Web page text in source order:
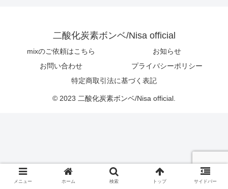
二酸化炭素ボンベ/Nisa official
mixのご依頼はこちら
お知らせ
お問い合わせ
プライバシーポリシー
特定商取引法に基づく表記
© 2023 二酸化炭素ボンベ/Nisa official.
メニュー ホーム 検索 トップ サイドバー